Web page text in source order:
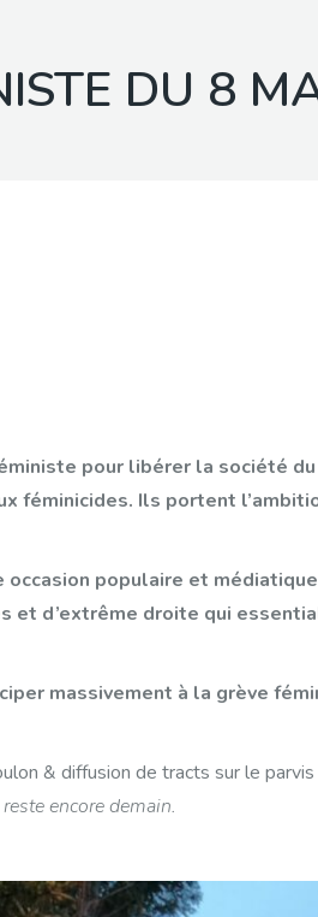
DU 8
pour libérer la société
féminicides. Ils portent
populaire et
et d’extrême droite qui
massivement à la grève
& diffusion de tracts sur le
encore demain.